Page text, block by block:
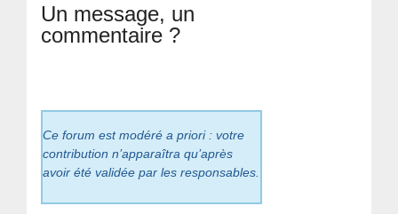
Un message, un
commentaire ?
Ce forum est modéré a priori : votre
contribution n’apparaîtra qu’après
avoir été validée par les responsables.